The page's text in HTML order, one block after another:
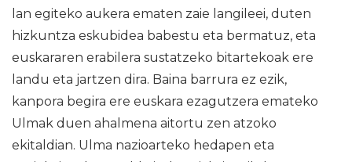
lan egiteko aukera ematen zaie langileei, duten
hizkuntza eskubidea babestu eta bermatuz, eta
euskararen erabilera sustatzeko bitartekoak ere
landu eta jartzen dira. Baina barrura ez ezik,
kanpora begira ere euskara ezagutzera emateko
Ulmak duen ahalmena aitortu zen atzoko
ekitaldian. Ulma nazioarteko hedapen eta